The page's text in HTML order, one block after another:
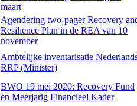
maart
Agendering two-pager Recovery
Resilience Plan in de REA van 10
november
Ambtelijke inventarisatie
RRP (Minister)
BWO 19 mei 2020: Recovery Fund
en Meerjarig Financieel Kader